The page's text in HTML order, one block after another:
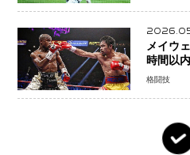
メイウ
時間以
ョンか
格闘技